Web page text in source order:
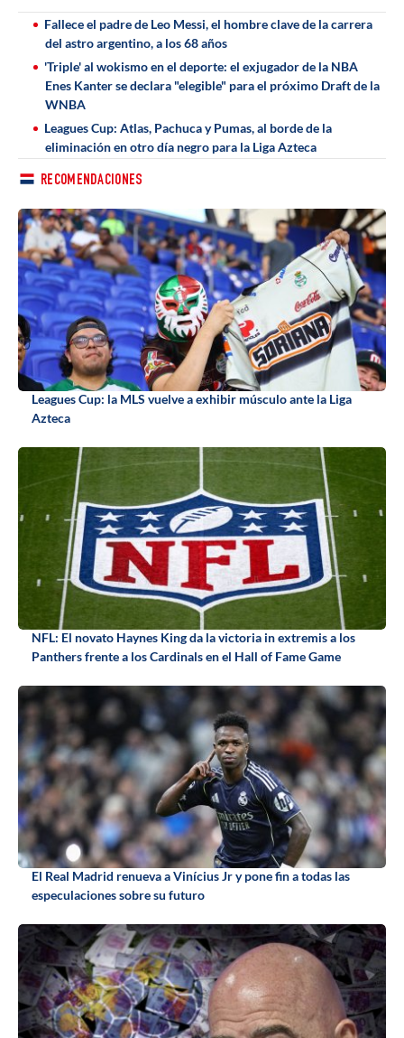
Fallece el padre de Leo Messi, el hombre clave de la carrera
del astro argentino, a los 68 años
'Triple' al wokismo en el deporte: el exjugador de la NBA
Enes Kanter se declara "elegible" para el próximo Draft de la
WNBA
Leagues Cup: Atlas, Pachuca y Pumas, al borde de la
eliminación en otro día negro para la Liga Azteca
RECOMENDACIONES
Leagues Cup: la MLS vuelve a exhibir músculo ante la Liga
Azteca
NFL: El novato Haynes King da la victoria in extremis a los
Panthers frente a los Cardinals en el Hall of Fame Game
El Real Madrid renueva a Vinícius Jr y pone fin a todas las
especulaciones sobre su futuro